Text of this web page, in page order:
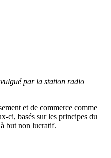
par la station radio
et de commerce comme
ci, basés sur les principes du
but non lucratif.